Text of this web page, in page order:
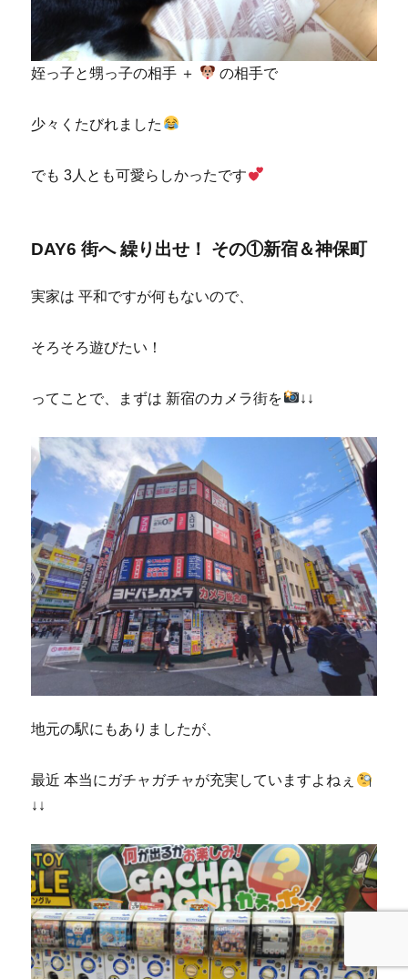
姪っ子と甥っ子の相手 ＋ の相手で
少々くたびれました
でも 3人とも可愛らしかったです
DAY6 街へ 繰り出せ！ その①新宿＆神保町
実家は 平和ですが何もないので、
そろそろ遊びたい！
ってことで、まずは 新宿のカメラ街を ↓↓
地元の駅にもありましたが、
最近 本当にガチャガチャが充実していますよねぇ
↓↓